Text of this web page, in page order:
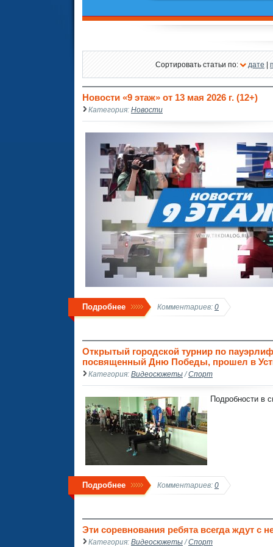
Сортировать статьи по: дате |
Новости «9 этаж» от 13 мая 2026 г. (12+)
Категория: Новости
Подробнее Комментариев: 0
Открытый городской турнир по
посвященный Дню Победы, прошел в
Категория: Видеосюжеты /Спорт
Подробности в
Подробнее Комментариев: 0
Эти соревнования ребята всегда ждут с
Категория: Видеосюжеты /Спорт